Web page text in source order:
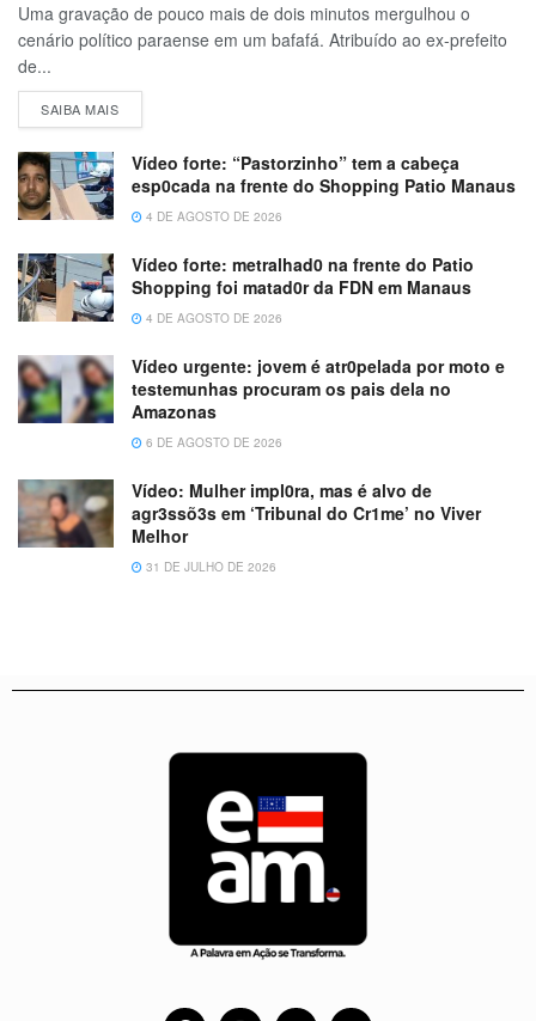
Uma gravação de pouco mais de dois minutos mergulhou o
cenário político paraense em um bafafá. Atribuído ao ex-prefeito
de...
SAIBA MAIS
Vídeo forte: “Pastorzinho” tem a cabeça
esp0cada na frente do Shopping Patio Manaus
4 DE AGOSTO DE 2026
Vídeo forte: metralhad0 na frente do Patio
Shopping foi matad0r da FDN em Manaus
4 DE AGOSTO DE 2026
Vídeo urgente: jovem é atr0pelada por moto e
testemunhas procuram os pais dela no
Amazonas
6 DE AGOSTO DE 2026
Vídeo: Mulher impl0ra, mas é alvo de
agr3ssõ3s em ‘Tribunal do Cr1me’ no Viver
Melhor
31 DE JULHO DE 2026